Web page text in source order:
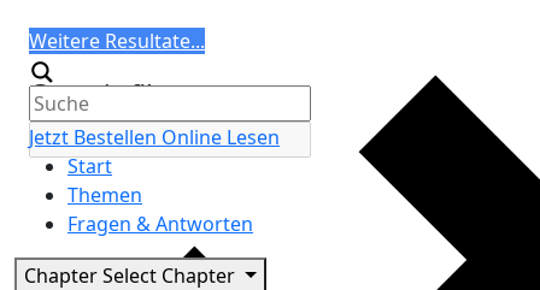
Search
Weitere Resultate...
Generic filters
Jetzt Bestellen Online Lesen
Start
Themen
Fragen & Antworten
ChapterSelect Chapter